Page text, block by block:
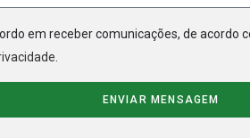
em receber comunicações, de acordo
ENVIAR MENSAGEM